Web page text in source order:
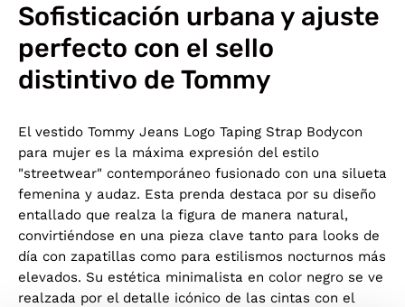
Sofisticación urbana y ajuste
perfecto con el sello
distintivo de Tommy
El vestido Tommy Jeans Logo Taping Strap Bodycon
para mujer es la máxima expresión del estilo
"streetwear" contemporáneo fusionado con una silueta
femenina y audaz. Esta prenda destaca por su diseño
entallado que realza la figura de manera natural,
convirtiéndose en una pieza clave tanto para looks de
día con zapatillas como para estilismos nocturnos más
elevados. Su estética minimalista en color negro se ve
realzada por el detalle icónico de las cintas con el